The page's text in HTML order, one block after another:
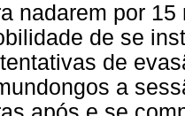
nadarem por
de se
de
a